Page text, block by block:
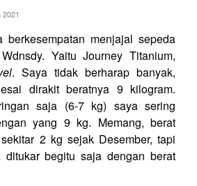
berkesempatan menjajal sepeda
Yaitu Journey Titanium,
. Saya tidak berharap banyak,
dirakit beratnya 9 kilogram.
saja (6-7 kg) saya sering
yang 9 kg. Memang, berat
2 kg sejak Desember, tapi
begitu saja dengan berat